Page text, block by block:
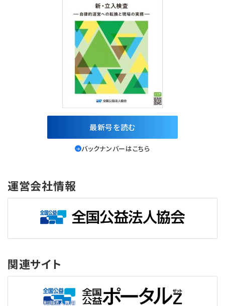
最新号を読む
バックナンバーはこちら
運営会社情報
関連サイト